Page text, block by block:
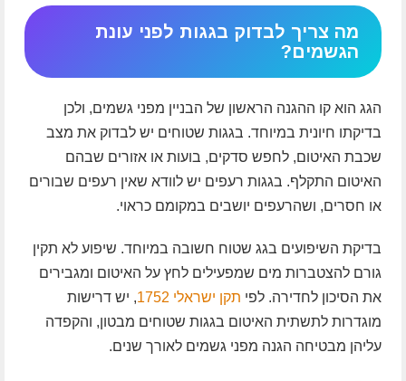
מה צריך לבדוק בגגות לפני עונת
הגשמים?
הגג הוא קו ההגנה הראשון של הבניין מפני גשמים, ולכן
בדיקתו חיונית במיוחד. בגגות שטוחים יש לבדוק את מצב
שכבת האיטום, לחפש סדקים, בועות או אזורים שבהם
האיטום התקלף. בגגות רעפים יש לוודא שאין רעפים שבורים
או חסרים, ושהרעפים יושבים במקומם כראוי.
בדיקת השיפועים בגג שטוח חשובה במיוחד. שיפוע לא תקין
גורם להצטברות מים שמפעילים לחץ על האיטום ומגבירים
את הסיכון לחדירה. לפי תקן ישראלי 1752
, יש דרישות
מוגדרות לתשתית האיטום בגגות שטוחים מבטון, והקפדה
עליהן מבטיחה הגנה מפני גשמים לאורך שנים.